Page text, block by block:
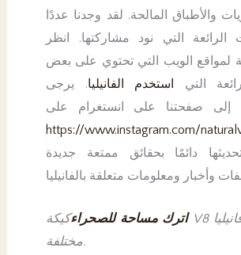
والأطباق المالحة. لقد وجدنا عددًا
التي نود مشاركتها. انظر
لمواقع الويب التي تحتوي على بعض
التي
استخدم الفانيليا. يرجى
إلى صفحتنا على انستغرام على
https://www.instagram.com/
دائمًا بحقائق ممتعة جديدة
اترك مساحة للصحراءكيكة V8 بـ 8 طبقات فانيليا
مختلفة.